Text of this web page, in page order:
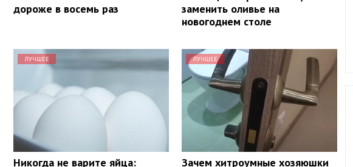
дороже в восемь раз
заменить оливье на
новогоднем столе
ЛУЧШЕЕ
Никогда не варите яйца:
ЛУЧШЕЕ
Зачем хитроумные хозяюшки